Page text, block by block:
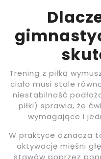
Trening z piłką
ciało musi stale
niestabilność
piłki) sprawia, że
wymagające i
W praktyce oznacza
aktywację mięśni
stawów poprzez